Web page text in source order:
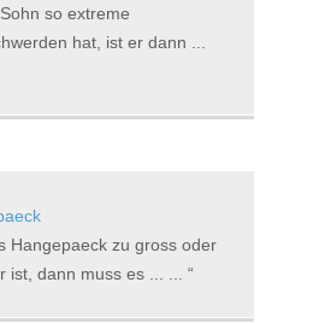
so extreme
hat, ist er dann ...
Hangepaeck zu gross oder
ist, dann muss es ... ...